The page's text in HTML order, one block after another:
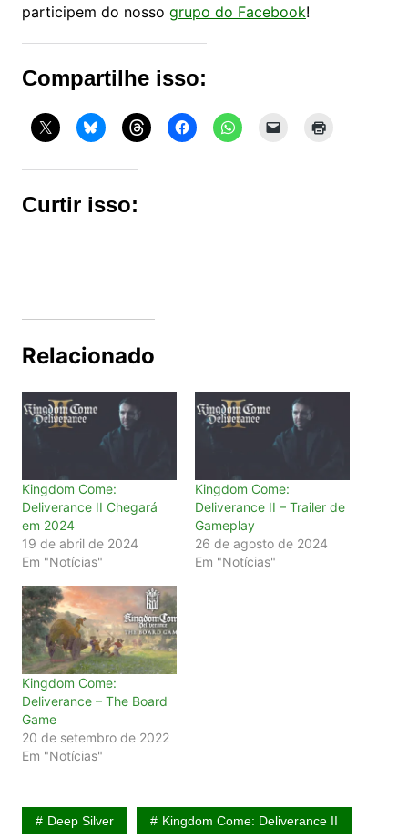
participem do nosso grupo do Facebook!
Compartilhe isso:
Curtir isso:
Relacionado
Kingdom Come:
Deliverance II Chegará
em 2024
19 de abril de 2024
Em "Notícias"
Kingdom Come:
Deliverance II – Trailer de
Gameplay
26 de agosto de 2024
Em "Notícias"
Kingdom Come:
Deliverance – The Board
Game
20 de setembro de 2022
Em "Notícias"
Deep Silver Kingdom Come: Deliverance II